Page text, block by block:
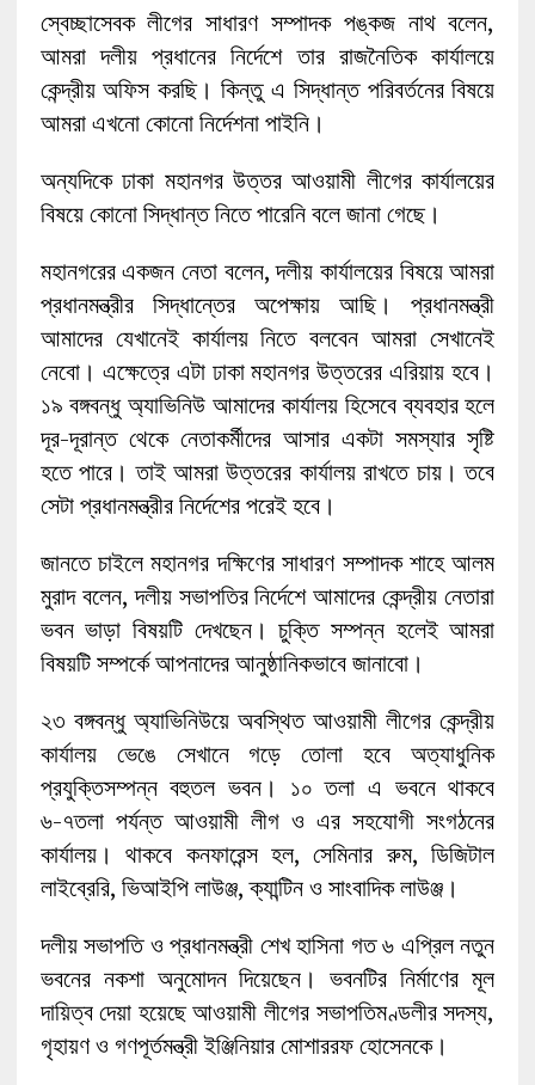
স্বেচ্ছাসেবক লীগের সাধারণ সম্পাদক পঙ্কজ নাথ বলেন,
আমরা দলীয় প্রধানের নির্দেশে তার রাজনৈতিক কার্যালয়ে
কেন্দ্রীয় অফিস করছি। কিন্তু এ সিদ্ধান্ত পরিবর্তনের বিষয়ে
আমরা এখনো কোনো নির্দেশনা পাইনি।
অন্যদিকে ঢাকা মহানগর উত্তর আওয়ামী লীগের কার্যালয়ের
বিষয়ে কোনো সিদ্ধান্ত নিতে পারেনি বলে জানা গেছে।
মহানগরের একজন নেতা বলেন, দলীয় কার্যালয়ের বিষয়ে আমরা
প্রধানমন্ত্রীর সিদ্ধান্তের অপেক্ষায় আছি। প্রধানমন্ত্রী
আমাদের যেখানেই কার্যালয় নিতে বলবেন আমরা সেখানেই
নেবো। এক্ষেত্রে এটা ঢাকা মহানগর উত্তরের এরিয়ায় হবে।
১৯ বঙ্গবন্ধু অ্যাভিনিউ আমাদের কার্যালয় হিসেবে ব্যবহার হলে
দূর-দূরান্ত থেকে নেতাকর্মীদের আসার একটা সমস্যার সৃষ্টি
হতে পারে। তাই আমরা উত্তরের কার্যালয় রাখতে চায়। তবে
সেটা প্রধানমন্ত্রীর নির্দেশের পরেই হবে।
জানতে চাইলে মহানগর দক্ষিণের সাধারণ সম্পাদক শাহে আলম
মুরাদ বলেন, দলীয় সভাপতির নির্দেশে আমাদের কেন্দ্রীয় নেতারা
ভবন ভাড়া বিষয়টি দেখছেন। চুক্তি সম্পন্ন হলেই আমরা
বিষয়টি সম্পর্কে আপনাদের আনুষ্ঠানিকভাবে জানাবো।
২৩ বঙ্গবন্ধু অ্যাভিনিউয়ে অবস্থিত আওয়ামী লীগের কেন্দ্রীয়
কার্যালয় ভেঙে সেখানে গড়ে তোলা হবে অত্যাধুনিক
প্রযুক্তিসম্পন্ন বহুতল ভবন। ১০ তলা এ ভবনে থাকবে
৬-৭তলা পর্যন্ত আওয়ামী লীগ ও এর সহযোগী সংগঠনের
কার্যালয়। থাকবে কনফারেন্স হল, সেমিনার রুম, ডিজিটাল
লাইব্রেরি, ভিআইপি লাউঞ্জ, ক্যান্টিন ও সাংবাদিক লাউঞ্জ।
দলীয় সভাপতি ও প্রধানমন্ত্রী শেখ হাসিনা গত ৬ এপ্রিল নতুন
ভবনের নকশা অনুমোদন দিয়েছেন। ভবনটির নির্মাণের মূল
দায়িত্ব দেয়া হয়েছে আওয়ামী লীগের সভাপতিমণ্ডলীর সদস্য,
গৃহায়ণ ও গণপূর্তমন্ত্রী ইঞ্জিনিয়ার মোশাররফ হোসেনকে।